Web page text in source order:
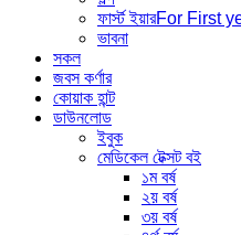
ফার্স্ট ইয়ারFor First
ভাবনা
সকল
জবস কর্ণার
কোয়াক হান্ট
ডাউনলোড
ইবুক
মেডিকেল টেক্সট বই
১ম বর্ষ
২য় বর্ষ
৩য় বর্ষ